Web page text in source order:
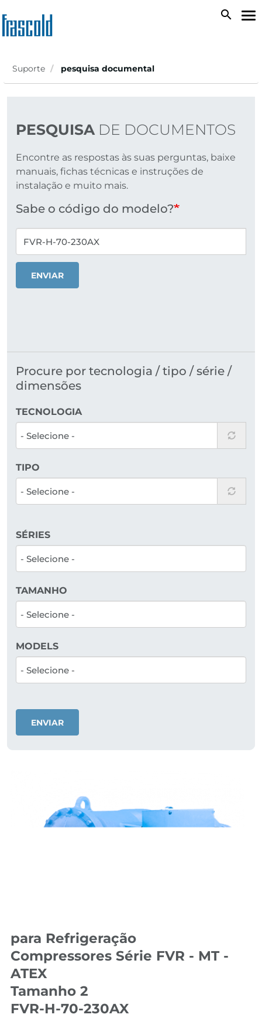
para
o
principal
search
Suporte pesquisa documental
PESQUISADE DOCUMENTOS
Encontre as respostas às suas perguntas, baixe
manuais, fichas técnicas e instruções de
instalação e muito mais.
Sabe o código do modelo?
ENVIAR
para Refrigeração
Compressores Série FVR - MT -
ATEX
Tamanho 2
FVR-H-70-230AX
Procure por tecnologia / tipo / série /
dimensões
TECNOLOGIA
TIPO
SÉRIES
TAMANHO
MODELS
ENVIAR